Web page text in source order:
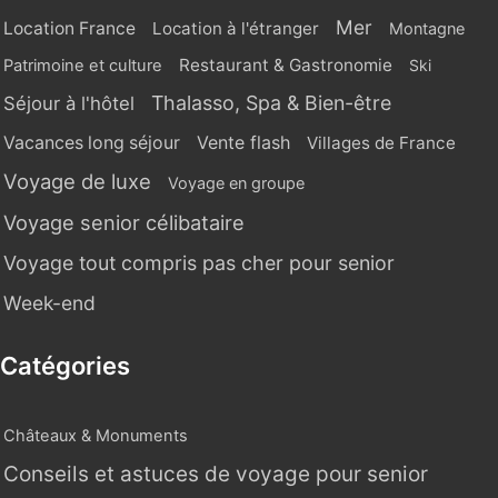
Location France Location à l'étranger Mer Montagne
Patrimoine et culture Restaurant & Gastronomie Ski
Séjour à l'hôtel Thalasso, Spa & Bien-être
Vacances long séjour Vente flash Villages de France
Voyage de luxe Voyage en groupe
Voyage senior célibataire
Voyage tout compris pas cher pour senior
Week-end
Catégories
Châteaux & Monuments
Conseils et astuces de voyage pour senior